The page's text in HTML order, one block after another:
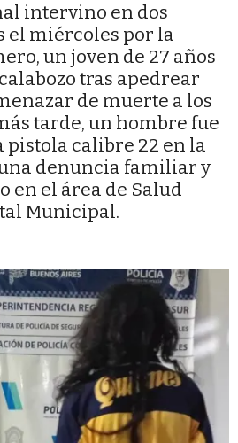
intervino en dos
el miércoles por la
un joven de 27 años
tras apedrear
de muerte a los
tarde, un hombre fue
pistola calibre 22 en la
denuncia familiar y
en el área de Salud
Municipal.